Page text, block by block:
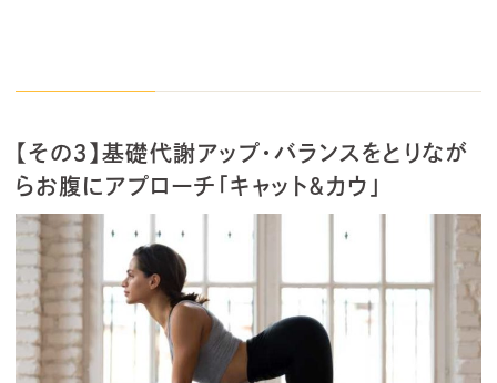
【その３】基礎代謝アップ・バランスをとりなが
らお腹にアプローチ「キャット＆カウ」